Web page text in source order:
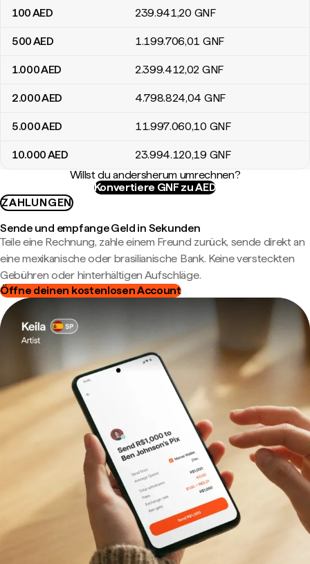
100AED 239.941,20 GNF
500AED 1.199.706,01 GNF
1.000AED 2.399.412,02 GNF
2.000AED 4.798.824,04 GNF
5.000AED 11.997.060,10 GNF
10.000AED 23.994.120,19 GNF
Willst du andersherum umrechnen?
Konvertiere GNF zu AED
ZAHLUNGEN
Sende und empfange Geld in Sekunden
Teile eine Rechnung, zahle einem Freund zurück, sende direkt an
eine mexikanische oder brasilianische Bank. Keine versteckten
Gebühren oder hinterhältigen Aufschläge.
Öffne deinen kostenlosen Account